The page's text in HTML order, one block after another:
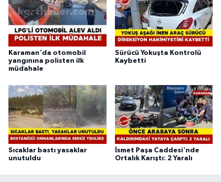
Karaman'da otomobil
yangınına polisten ilk
müdahale
Sürücü Yokuşta Kontrolü
Kaybetti
Sıcaklar bastı yasaklar
unutuldu
İsmet Paşa Caddesi'nde
Ortalık Karıştı: 2 Yaralı